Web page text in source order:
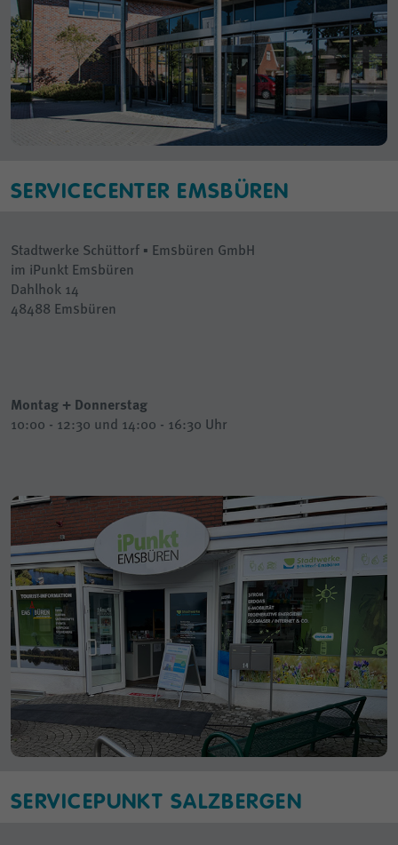
SERVICECENTER EMSBÜREN
Stadtwerke Schüttorf ▪ Emsbüren GmbH
im iPunkt Emsbüren
Dahlhok 14
48488 Emsbüren
Montag + Donnerstag
10:00 - 12:30 und 14:00 - 16:30 Uhr
SERVICEPUNKT SALZBERGEN